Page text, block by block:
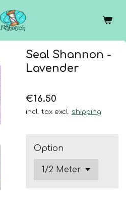
Seal Shannon -
Lavender
€16.50
incl. tax excl. shipping
Option